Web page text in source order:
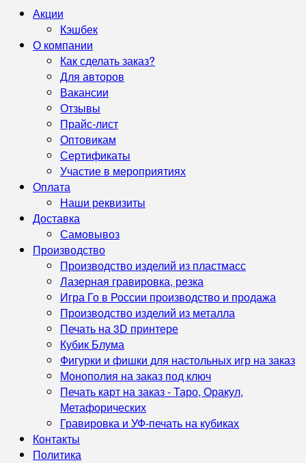
Акции
Кэшбек
О компании
Как сделать заказ?
Для авторов
Вакансии
Отзывы
Прайс-лист
Оптовикам
Сертификаты
Участие в мероприятиях
Оплата
Наши реквизиты
Доставка
Самовывоз
Производство
Производство изделий из пластмасс
Лазерная гравировка, резка
Игра Го в России производство и продажа
Производство изделий из металла
Печать на 3D принтере
Кубик Блума
Фигурки и фишки для настольных игр на заказ
Монополия на заказ под ключ
Печать карт на заказ - Таро, Оракул,
Метафорических
Гравировка и УФ‑печать на кубиках
Контакты
Политика